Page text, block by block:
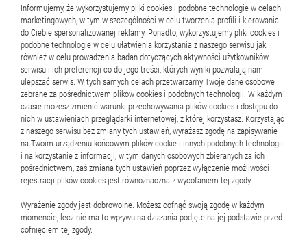
Informujemy, że wykorzystujemy pliki cookies i podobne technologie w celach
marketingowych, w tym w szczególności w celu tworzenia profili i kierowania
do Ciebie spersonalizowanej reklamy. Ponadto, wykorzystujemy pliki cookies i
podobne technologie w celu ułatwienia korzystania z naszego serwisu jak
również w celu prowadzenia badań dotyczących aktywności użytkowników
serwisu i ich preferencji co do jego treści, których wyniki pozwalają nam
ulepszać serwis. W tych samych celach przetwarzamy Twoje dane osobowe
zebrane za pośrednictwem plików cookies i podobnych technologii. W każdym
czasie możesz zmienić warunki przechowywania plików cookies i dostępu do
nich w ustawieniach przeglądarki internetowej, z której korzystasz. Korzystając
z naszego serwisu bez zmiany tych ustawień, wyrażasz zgodę na zapisywanie
na Twoim urządzeniu końcowym plików cookie i innych podobnych technologii
i na korzystanie z informacji, w tym danych osobowych zbieranych za ich
pośrednictwem, zaś zmiana tych ustawień poprzez wyłączenie możliwości
rejestracji plików cookies jest równoznaczna z wycofaniem tej zgody.
Wyrażenie zgody jest dobrowolne. Możesz cofnąć swoją zgodę w każdym
momencie, lecz nie ma to wpływu na działania podjęte na jej podstawie przed
cofnięciem tej zgody.
Sklepy firmowe Mennicy
Polskiej
Zobacz więcej
PKO Bank Polski S.A.